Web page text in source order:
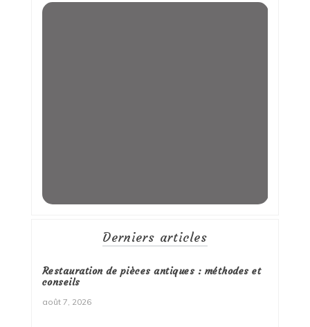
Derniers articles
Restauration de pièces antiques : méthodes et
conseils
août 7, 2026